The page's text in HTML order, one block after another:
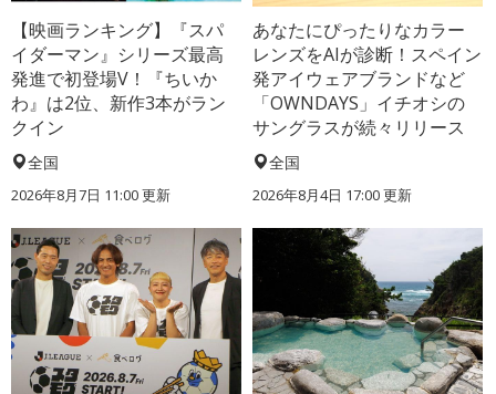
【映画ランキング】『スパ
イダーマン』シリーズ最高
発進で初登場V！『ちいか
わ』は2位、新作3本がラン
クイン
全国
2026年8月7日 11:00更新
あなたにぴったりなカラー
レンズをAIが診断！スペイン
発アイウェアブランドなど
「OWNDAYS」イチオシの
サングラスが続々リリース
全国
2026年8月4日 17:00更新